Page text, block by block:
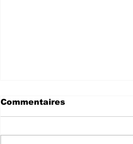
Commentaires